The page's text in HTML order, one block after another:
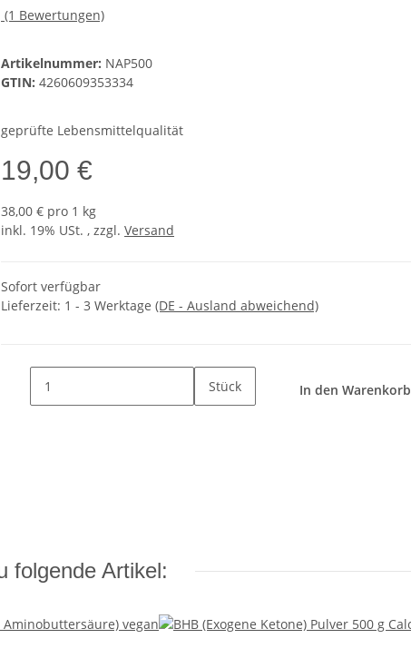
(1 Bewertungen)
Artikelnummer: NAP500
GTIN: 4260609353334
geprüfte Lebensmittelqualität
19,00 €
38,00 € pro 1 kg
inkl. 19% USt. , zzgl. Versand
Sofort verfügbar
Lieferzeit: 1 - 3 Werktage (DE - Ausland abweichend)
Stück In den Warenkorb
folgende Artikel: